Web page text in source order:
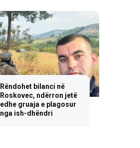
Rëndohet bilanci në
Roskovec, ndërron jetë
edhe gruaja e plagosur
nga ish-dhëndri